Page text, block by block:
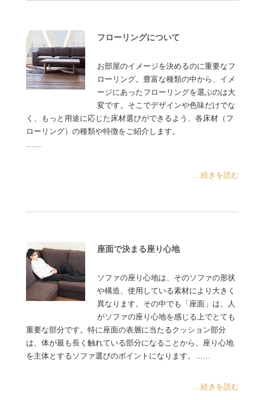
フローリングについて
お部屋のイメージを決めるのに重要なフ
ローリング。豊富な種類の中から、イメ
ージにあったフローリングを選ぶのは大
変です。そこでデザインや色味だけでな
く、もっと用途に応じた床材選びができるよう、各床材（フ
ローリング）の種類や特徴をご紹介します。
……
...続きを読む
座面で決まる座り心地
ソファの座り心地は、そのソファの形状
や構造、使用している素材により大きく
異なります。その中でも「座面」は、人
がソファの座り心地を感じる上でとても
重要な部分です。特に座面の表層に当たるクッション部分
は、体が最も長く触れている部分になることから、座り心地
を主体とするソファ選びのポイントになります。……
...続きを読む